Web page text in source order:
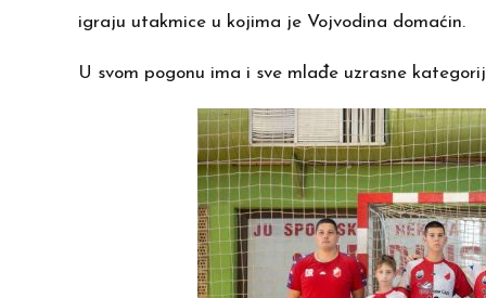
igraju utakmice u kojima je Vojvodina domaćin.
U svom pogonu ima i sve mlađe uzrasne